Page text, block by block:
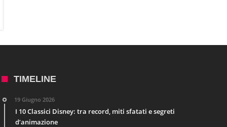
TIMELINE
19 Giugno 2026
I 10 Classici Disney: tra record, miti sfatati e segreti
d’animazione